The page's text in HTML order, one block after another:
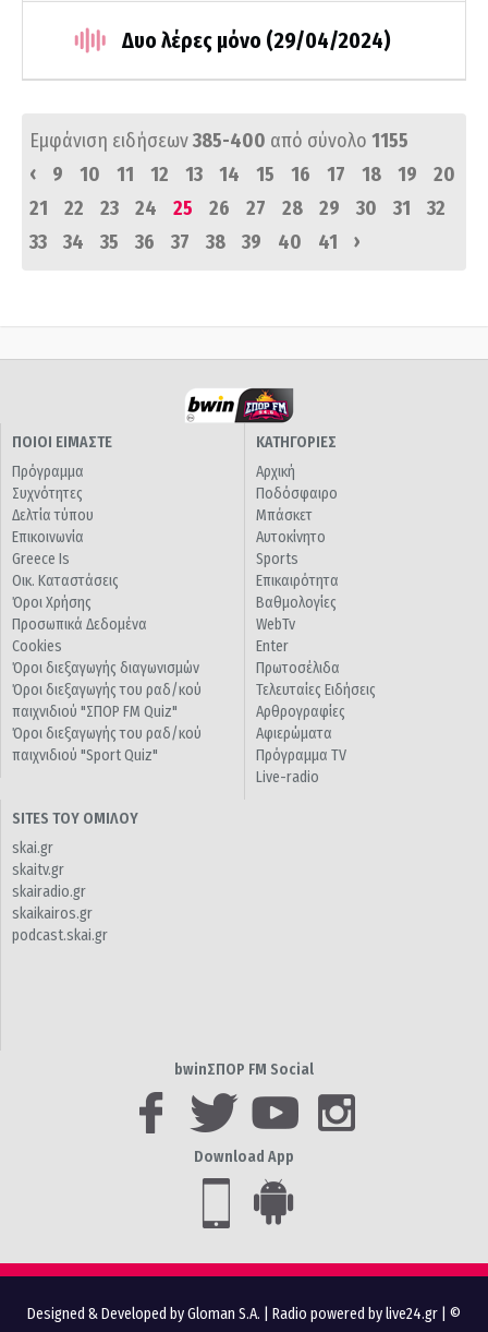
Δυο λέρες μόνο (29/04/2024)
Εμφάνιση ειδήσεων385-400 από σύνολο 1155
‹
9 10 11 12 13 14 15 16 17 18 19
20
21
22 23 24 25 26 27 28 29 30 31
32
33
34 35 36 37 38 39 40 41 ›
ΠΟΙΟΙ ΕΙΜΑΣΤΕ
Πρόγραμμα
Συχνότητες
Δελτία τύπου
Επικοινωνία
Greece Is
Οικ. Καταστάσεις
Όροι Χρήσης
Προσωπικά Δεδομένα
Cookies
Όροι διεξαγωγής διαγωνισμών
Όροι διεξαγωγής του ραδ/κού
παιχνιδιού "ΣΠΟΡ FM Quiz"
Όροι διεξαγωγής του ραδ/κού
παιχνιδιού "Sport Quiz"
ΚΑΤΗΓΟΡΙΕΣ
Αρχική
Ποδόσφαιρο
Μπάσκετ
Αυτοκίνητο
Sports
Επικαιρότητα
Βαθμολογίες
WebTv
Enter
Πρωτοσέλιδα
Τελευταίες Ειδήσεις
Αρθρογραφίες
Αφιερώματα
Πρόγραμμα TV
Live-radio
SITES ΤΟΥ ΟΜΙΛΟΥ
skai.gr
skaitv.gr
skairadio.gr
skaikairos.gr
podcast.skai.gr
bwinΣΠΟΡ FM Social
Download App
Designed & Developed by Gloman S.A. Radio powered by live24.gr | ©